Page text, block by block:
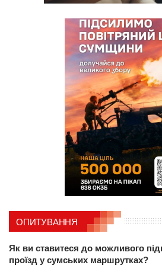
ОПИТУВАННЯ
Як ви ставитеся до можливого
проїзд у сумських маршрутках?